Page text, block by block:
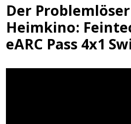
Der
Heimkino:
eARC Pass 4x1